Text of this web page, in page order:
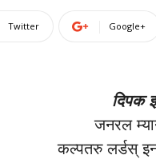
Twitter Google+
दिपक
जनरल
कल्पतरु लर्डस्